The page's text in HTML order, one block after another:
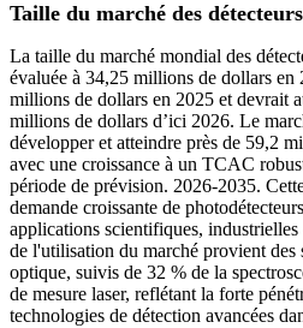
Taille du marché des
La taille du marché mondial des
évaluée à 34,25 millions de dollars
millions de dollars en 2025 et devrait
millions de dollars d’ici 2026. Le
développer et atteindre près de 59,2
avec une croissance à un TCAC
période de prévision. 2026-2035.
demande croissante de
applications scientifiques,
de l'utilisation du marché provient des
optique, suivis de 32 % de la
de mesure laser, reflétant la forte
technologies de détection avancées